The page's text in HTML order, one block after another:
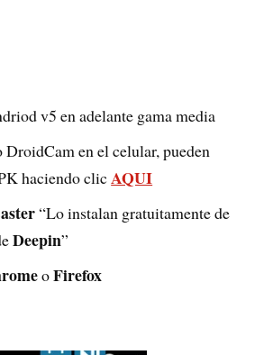
v5 en adelante gama media
DroidCam en el celular, pueden
haciendo clicAQUI
“Lo instalan gratuitamente de
Deepin”
oFirefox